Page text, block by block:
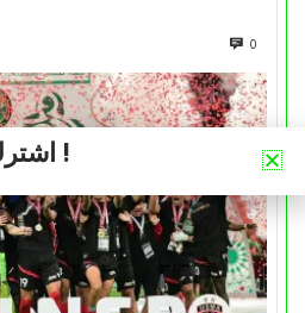
0
اشترك في نشرتنا الإخبارية !